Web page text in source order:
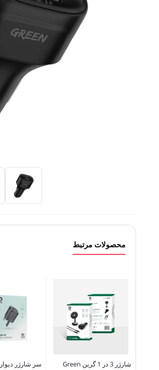
محصولات مرتبط
شارژر 3 در 1 گرین Green